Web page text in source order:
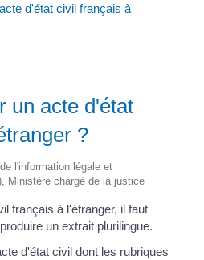
d'état civil français à
un acte d'état
?
l'information légale et
Ministère chargé de la justice
français à l'étranger, il faut
un extrait plurilingue.
d'état civil dont les rubriques